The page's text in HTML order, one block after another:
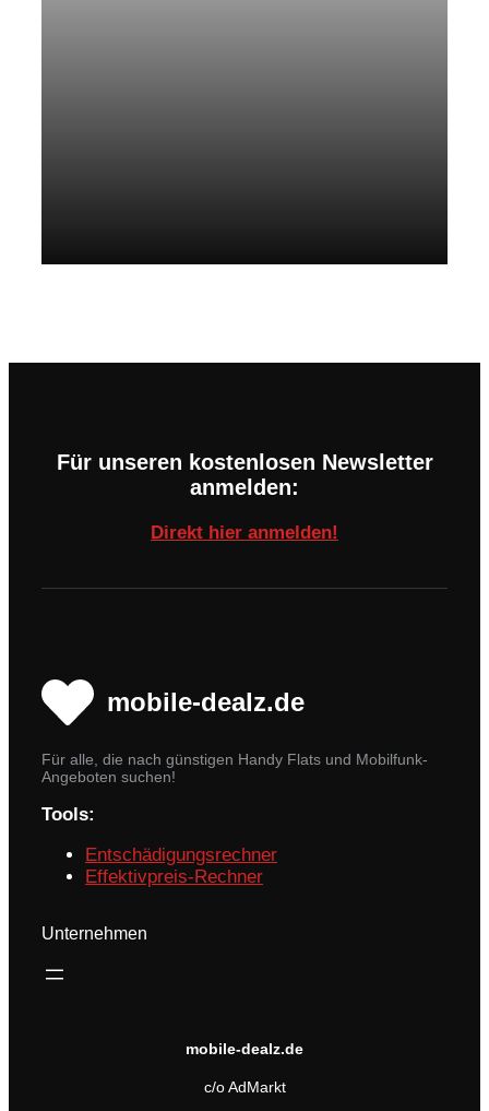
Für unseren kostenlosen Newsletter
anmelden:
Direkt hier anmelden!
mobile-dealz.de
Für alle, die nach günstigen Handy Flats und Mobilfunk-
Angeboten suchen!
Tools:
Entschädigungsrechner
Effektivpreis-Rechner
Unternehmen
mobile-dealz.de
c/o AdMarkt